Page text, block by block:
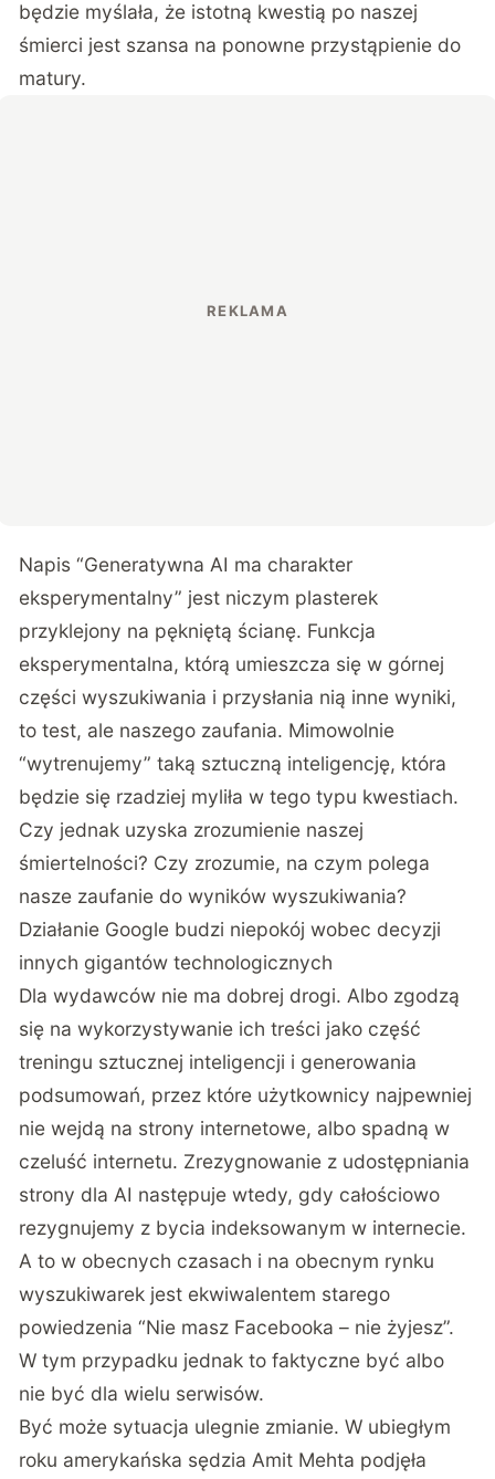
będzie myślała, że istotną kwestią po naszej
śmierci jest szansa na ponowne przystąpienie do
matury.
Napis “Generatywna AI ma charakter
eksperymentalny” jest niczym plasterek
przyklejony na pękniętą ścianę. Funkcja
eksperymentalna, którą umieszcza się w górnej
części wyszukiwania i przysłania nią inne wyniki,
to test, ale naszego zaufania. Mimowolnie
“wytrenujemy” taką sztuczną inteligencję, która
będzie się rzadziej myliła w tego typu kwestiach.
Czy jednak uzyska zrozumienie naszej
śmiertelności? Czy zrozumie, na czym polega
nasze zaufanie do wyników wyszukiwania?
Działanie Google budzi niepokój wobec decyzji
innych gigantów technologicznych
Dla wydawców nie ma dobrej drogi. Albo zgodzą
się na wykorzystywanie ich treści jako część
treningu sztucznej inteligencji i generowania
podsumowań, przez które użytkownicy najpewniej
nie wejdą na strony internetowe, albo spadną w
czeluść internetu. Zrezygnowanie z udostępniania
strony dla AI następuje wtedy, gdy całościowo
rezygnujemy z bycia indeksowanym w internecie.
A to w obecnych czasach i na obecnym rynku
wyszukiwarek jest ekwiwalentem starego
powiedzenia “Nie masz Facebooka – nie żyjesz”.
W tym przypadku jednak to faktyczne być albo
nie być dla wielu serwisów.
Być może sytuacja ulegnie zmianie. W ubiegłym
roku amerykańska sędzia Amit Mehta podjęła